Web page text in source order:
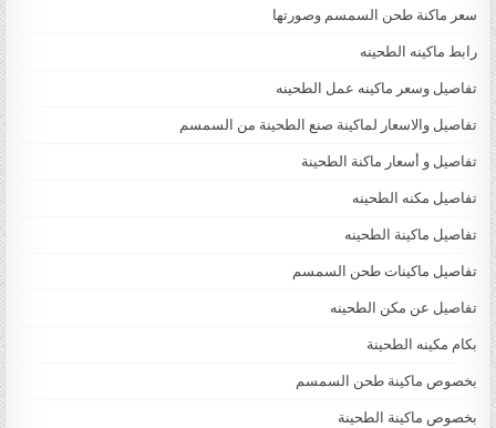
سعر ماكنة طحن السمسم وصورتها
رابط ماكينه الطحينه
تفاصيل وسعر ماكينه عمل الطحينه
تفاصيل والاسعار لماكينة صنع الطحينة من السمسم
تفاصيل و أسعار ماكنة الطحينة
تفاصيل مكنه الطحينه
تفاصيل ماكينة الطحينه
تفاصيل ماكينات طحن السمسم
تفاصيل عن مكن الطحينه
بكام مكينه الطحينة
بخصوص ماكينة طحن السمسم
بخصوص ماكينة الطحينة